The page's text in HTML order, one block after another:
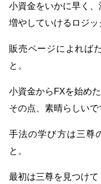
小資金をいかに早く、
増やしていけるロジッ
販売ページによれば
と。
小資金からFXを始め
その点、素晴らしいで
手法の学び方は三尊
と。
最初は三尊を見つけて